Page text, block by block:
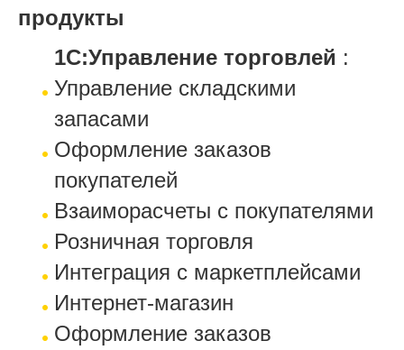
продукты
1С:Управление торговлей :
Управление складскими
запасами
Оформление заказов
покупателей
Взаиморасчеты с покупателями
Розничная торговля
Интеграция с маркетплейсами
Интернет-магазин
Оформление заказов